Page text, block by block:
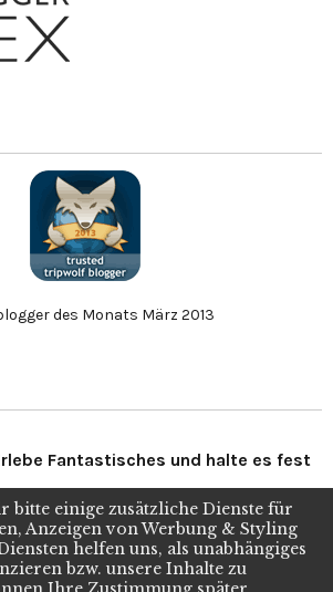
des Monats März 2013
Fantastisches und halte es fest
Folge uns
bitte einige zusätzliche Dienste für
Anzeigen von Werbung & Styling
helfen uns, als unabhängiges
bzw. unsere Inhalte zu